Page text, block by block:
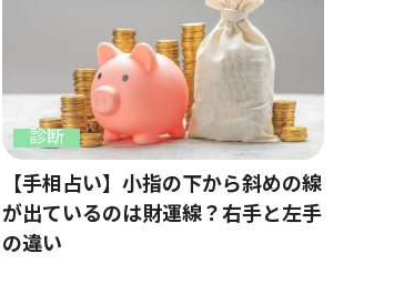
診断
【手相占い】小指の下から斜めの線
が出ているのは財運線？右手と左手
の違い